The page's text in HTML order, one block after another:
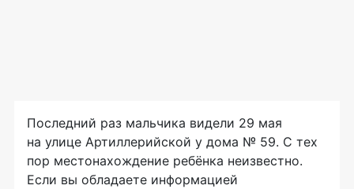
Последний раз мальчика видели 29 мая
на улице Артиллерийской у дома № 59. С тех
пор местонахождение ребёнка неизвестно.
Если вы обладаете информацией